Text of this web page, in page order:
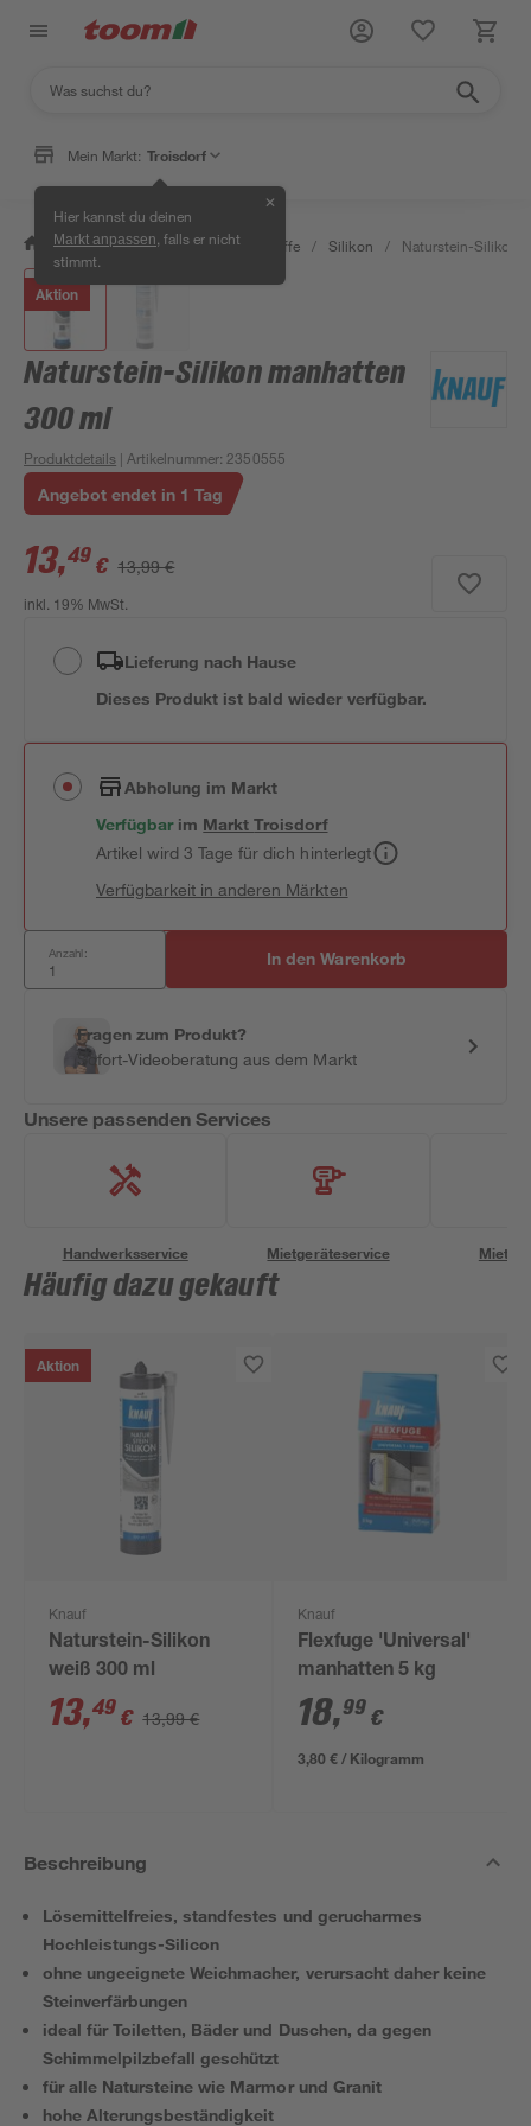
Mein Markt: Troisdorf
Hier kannst du deinen
Markt anpassen , falls er nicht
stimmt.
✕
/ Bauen & Renovieren / Dichtstoffe / Silikon / Naturstein-Silikon
Aktion
Naturstein-Silikon manhatten
300 ml
Produktdetails | Artikelnummer: 2350555
Angebot endet in 1 Tag
13,49 € 13,99 €
inkl. 19% MwSt.
Lieferung nach Hause
Dieses Produkt ist bald wieder verfügbar.
Abholung im Markt
Verfügbar im MarktTroisdorf
Artikel wird 3 Tage für dich hinterlegt
Verfügbarkeit in anderen Märkten
Anzahl: In den Warenkorb
Fragen zum Produkt?
Sofort-Videoberatung aus dem Markt
Unsere passenden Services
Handwerksservice Mietgeräteservice
Häufig dazu gekauft
Aktion
Knauf
Naturstein-Silikon
weiß 300 ml
13,49 € 13,99 €
Knauf
Flexfuge 'Universal'
manhatten 5 kg
18,99 €
3,80 € / Kilogramm
Beschreibung
Lösemittelfreies, standfestes und gerucharmes
Hochleistungs-Silicon
ohne ungeeignete Weichmacher, verursacht daher keine
Steinverfärbungen
ideal für Toiletten, Bäder und Duschen, da gegen
Schimmelpilzbefall geschützt
für alle Natursteine wie Marmor und Granit
hohe Alterungsbeständigkeit